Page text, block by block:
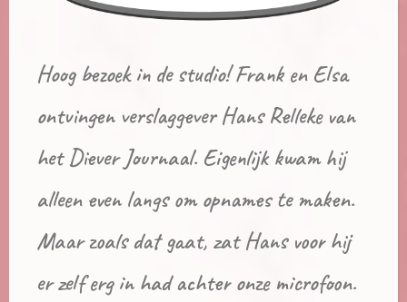
Hoog bezoek in de studio! Frank en Elsa
ontvingen verslaggever Hans Relleke van
het Diever Journaal. Eigenlijk kwam hij
alleen even langs om opnames te maken.
Maar zoals dat gaat, zat Hans voor hij
er zelf erg in had achter onze microfoon.